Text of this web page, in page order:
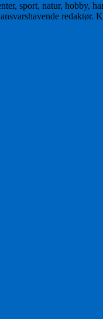
sport, natur, hobby,